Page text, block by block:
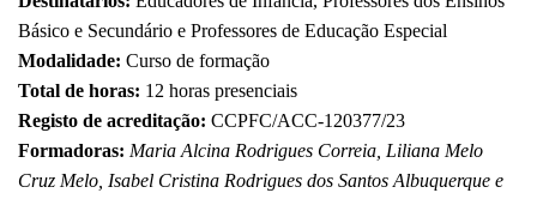
Básico e Secundário e Professores de Educação Especial
Modalidade: Curso de formação
Total de horas: 12 horas presenciais
Registo de acreditação: CCPFC/ACC-120377/23
Formadoras: Maria Alcina Rodrigues Correia, Liliana Melo
Cruz Melo, Isabel Cristina Rodrigues dos Santos Albuquerque e